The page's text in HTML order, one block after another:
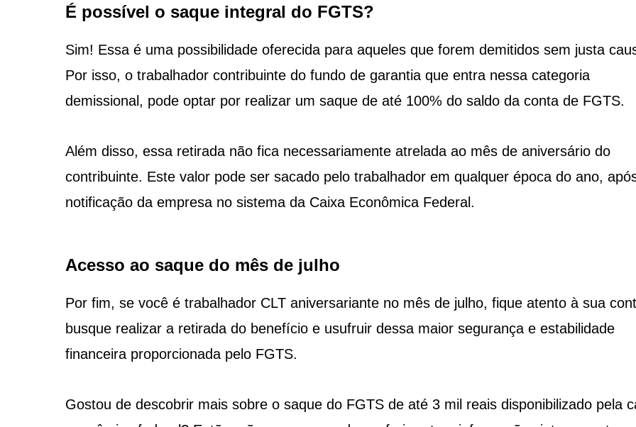
É possível o saque integral do FGTS?
Sim! Essa é uma possibilidade oferecida para aqueles que forem demitidos sem justa
Por isso, o trabalhador contribuinte do fundo de garantia que entra nessa categoria
demissional, pode optar por realizar um saque de até 100% do saldo da conta de FGTS.
Além disso, essa retirada não fica necessariamente atrelada ao mês de aniversário do
contribuinte. Este valor pode ser sacado pelo trabalhador em qualquer época do ano,
notificação da empresa no sistema da Caixa Econômica Federal.
Acesso ao saque do mês de julho
Por fim, se você é trabalhador CLT aniversariante no mês de julho, fique atento à sua
busque realizar a retirada do benefício e usufruir dessa maior segurança e estabilidade
financeira proporcionada pelo FGTS.
Gostou de descobrir mais sobre o saque do FGTS de até 3 mil reais disponibilizado pela